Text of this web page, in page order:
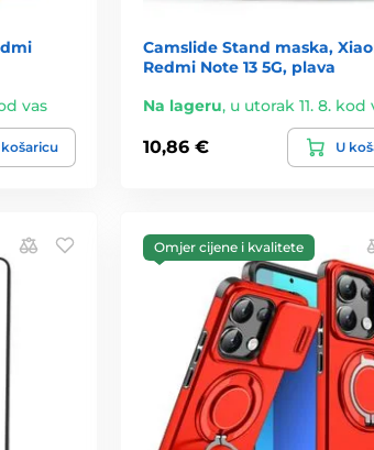
vas
košaricu
Camslide Stand maska,
Redmi Note 13 5G, plava
Na lageru, u utorak 11. 8. kod
10,86 € U
Omjer cijene i kvalitete